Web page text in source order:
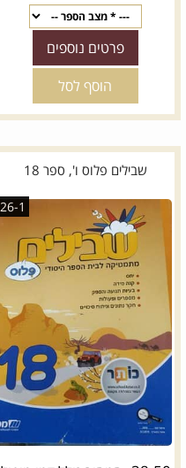
פרטים נוספים
הוסף לסל
שבילים פלוס ו', ספר 18
26-1